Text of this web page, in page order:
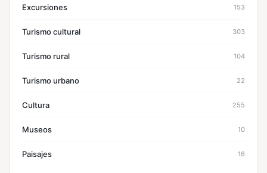
Excursiones 153
Turismo cultural 303
Turismo rural 104
Turismo urbano 22
Cultura 255
Museos 10
Paisajes 16